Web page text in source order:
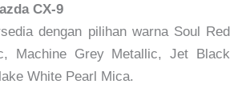
CX-9
dengan pilihan warna Soul Red
Machine Grey Metallic, Jet Black
White Pearl Mica.